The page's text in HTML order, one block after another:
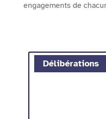
engagements de
Délibérations